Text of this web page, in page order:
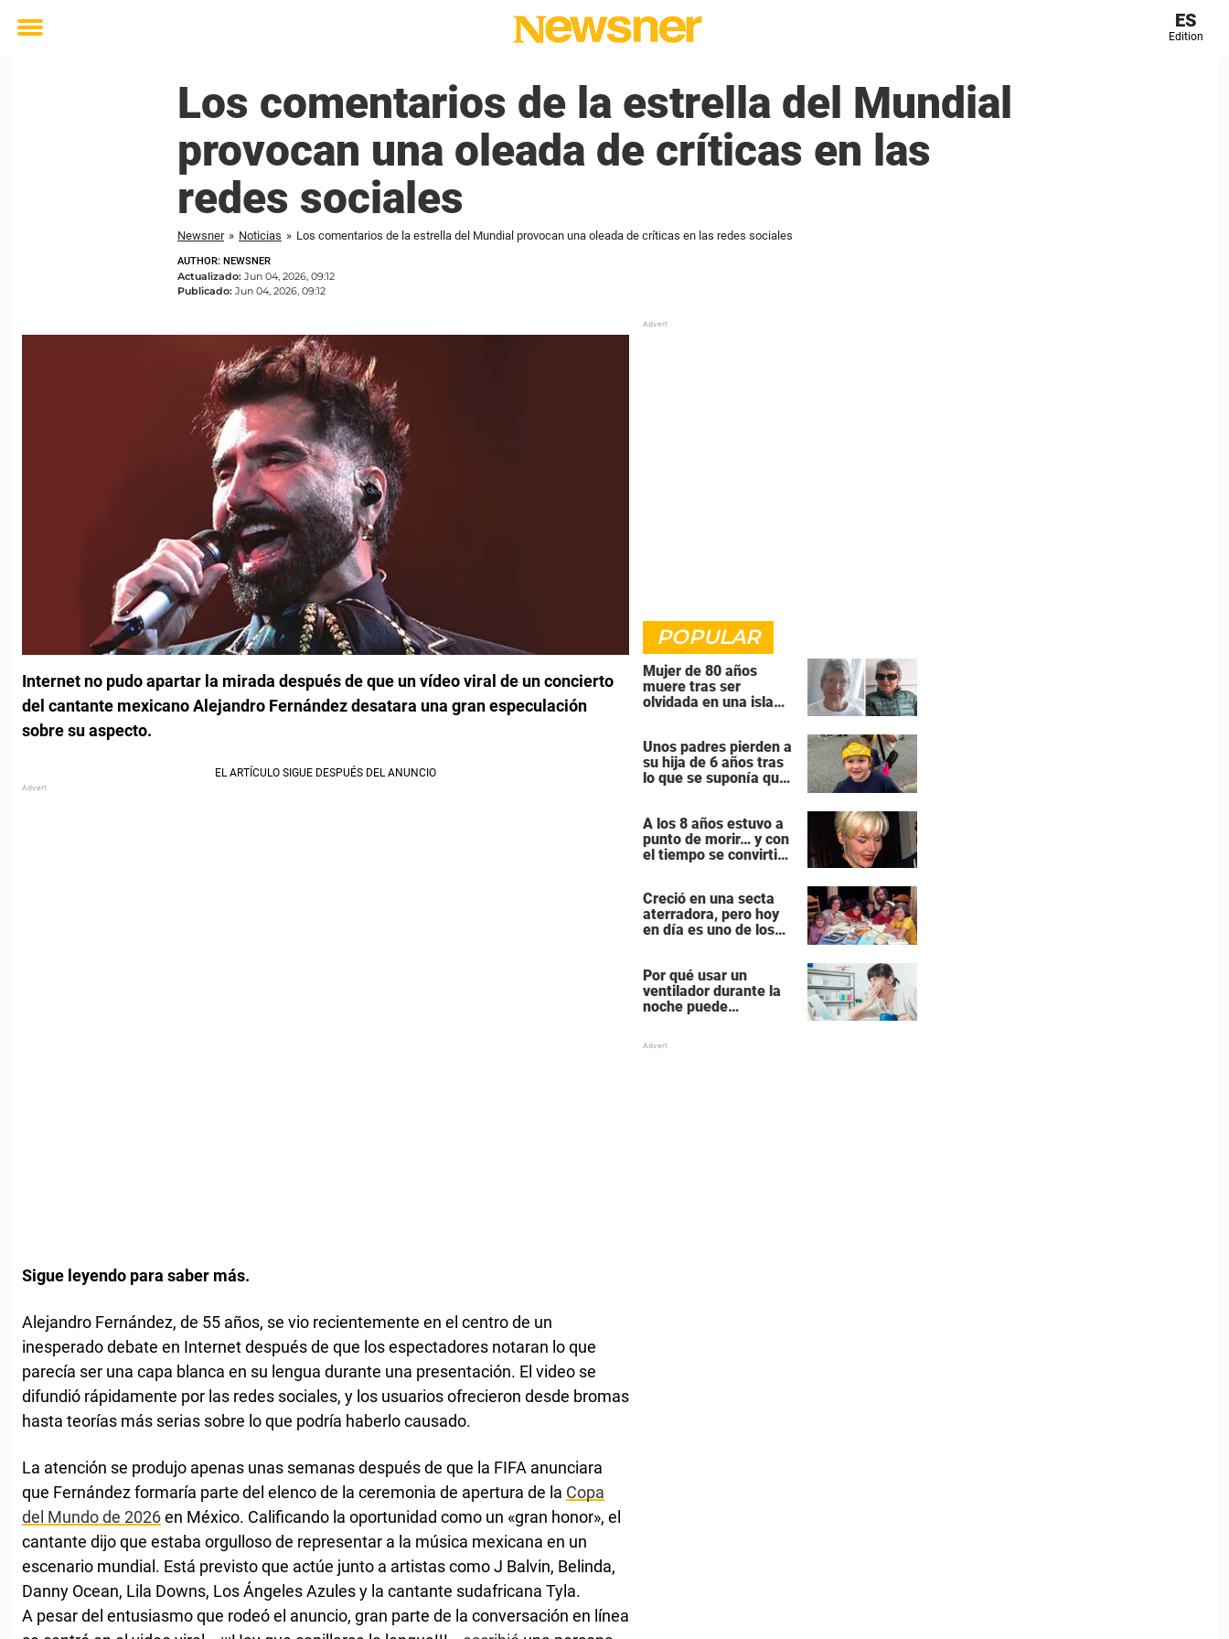
Toggle
ES
Edition
Los comentarios de la estrella del Mundial
provocan una oleada de críticas en las
redes sociales
Newsner » Noticias » Los comentarios de la estrella del Mundial provocan una oleada de críticas en las redes sociales
AUTHOR: NEWSNER
Actualizado: Jun 04, 2026, 09:12
Publicado: Jun 04, 2026, 09:12
Internet no pudo apartar la mirada después de que un vídeo viral de un concierto
del cantante mexicano Alejandro Fernández desatara una gran especulación
sobre su aspecto.
Sigue leyendo para saber más.
Alejandro Fernández, de 55 años, se vio recientemente en el centro de un
inesperado debate en Internet después de que los espectadores notaran lo que
parecía ser una capa blanca en su lengua durante una presentación. El video se
difundió rápidamente por las redes sociales, y los usuarios ofrecieron desde bromas
hasta teorías más serias sobre lo que podría haberlo causado.
La atención se produjo apenas unas semanas después de que la FIFA anunciara
que Fernández formaría parte del elenco de la ceremonia de apertura de la Copa
del Mundo de 2026en México. Calificando la oportunidad como un «gran honor», el
cantante dijo que estaba orgulloso de representar a la música mexicana en un
escenario mundial. Está previsto que actúe junto a artistas como J Balvin, Belinda,
Danny Ocean, Lila Downs, Los Ángeles Azules y la cantante sudafricana Tyla.
A pesar del entusiasmo que rodeó el anuncio, gran parte de la conversación en línea
POPULAR
Mujer de 80 años
muere tras ser
olvidada en una isla
Unos padres pierden a
su hija de 6 años tras
lo que se suponía que
«rutinaria»
A los 8 años estuvo a
punto de morir… y con
el tiempo se convirtió
Hollywood
Creció en una secta
aterradora, pero hoy
en día es uno de los
Hollywood
Por qué usar un
ventilador durante la
noche puede